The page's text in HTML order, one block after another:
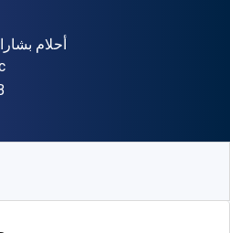
أحلام